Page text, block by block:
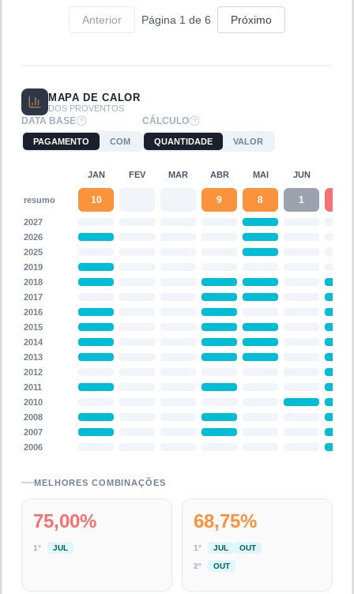
Anterior Página 1 de 6 Próximo
MAPA DE CALOR
DOS PROVENTOS
DATA BASE
PAGAMENTO COM
CÁLCULO
QUANTIDADE VALOR
JAN FEV MAR ABR MAI JUN
resumo 10 9 8 1
2027
2026
2025
2019
2018
2017
2016
2015
2014
2013
2012
2011
2010
2008
2007
2006
MELHORES COMBINAÇÕES
75,00%
1° JUL
68,75%
1° JUL OUT
2° OUT